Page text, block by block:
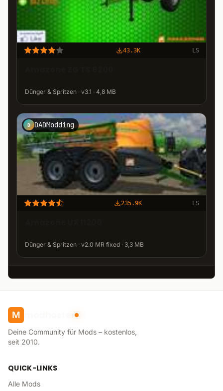
43.3K LS
Dünger & Spritzen · v3.1 · 4,8 MB
D DADModding
235.9K LS
Dünger & Spritzen · v2.0 MR fixed · 3,3 MB
M
Deine Community für Mods – kostenlos,
seit 2010.
QUICK-LINKS
Alle Mods